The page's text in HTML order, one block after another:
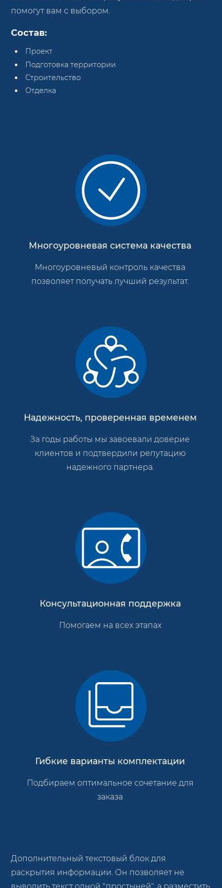
помогут вам с выбором.
Состав:
Проект
Подготовка территории
Строительство
Отделка
Многоуровневая система качества
Многоуровневый контроль качества
позволяет получать лучший результат.
Надежность, проверенная временем
За годы работы мы завоевали доверие
клиентов и подтвердили репутацию
надежного партнера.
Консультационная поддержка
Помогаем на всех этапах
Гибкие варианты комплектации
Подбираем оптимальное сочетание для
заказа
Дополнительный текстовый блок для
раскрытия информации. Он позволяет не